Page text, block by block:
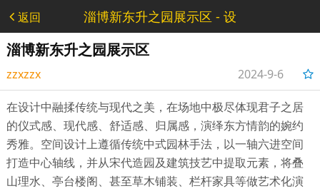
返回
淄博新东升之园展示区 - 设
计类
淄博新东升之园展示区
zzxzzx
2024-9-6
13:27:43
在设计中融揉传统与现代之美，在场地中极尽体现君子之居
的仪式感、现代感、舒适感、归属感，演绎东方情韵的婉约
秀雅。空间设计上遵循传统中式园林手法，以一轴六进空间
打造中心轴线，并从宋代造园及建筑技艺中提取元素，将叠
山理水、亭台楼阁、甚至草木铺装、栏杆家具等做艺术化演